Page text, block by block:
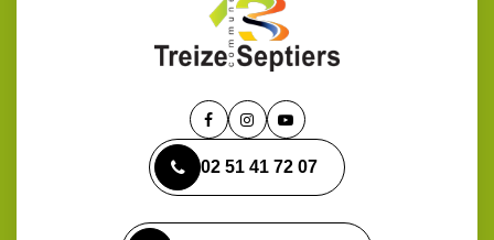
Lien
le
compte
Lien
le
compte
Lien
la
chaîne
02 51 41 72 07